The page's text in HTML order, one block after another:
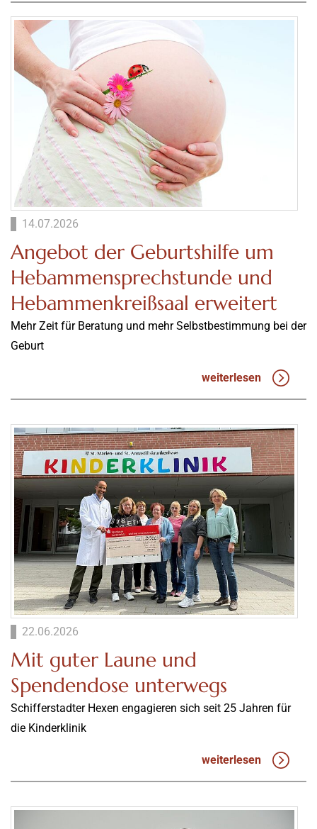
14.07.2026
Angebot der Geburtshilfe um
Hebammensprechstunde und
Hebammenkreißsaal erweitert
Mehr Zeit für Beratung und mehr Selbstbestimmung bei der
Geburt
weiterlesen
22.06.2026
Mit guter Laune und
Spendendose unterwegs
Schifferstadter Hexen engagieren sich seit 25 Jahren für
die Kinderklinik
weiterlesen